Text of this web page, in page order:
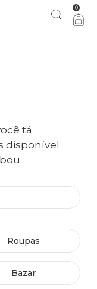
a gente aproveita! 0
tá
disponível
Roupas
Bazar